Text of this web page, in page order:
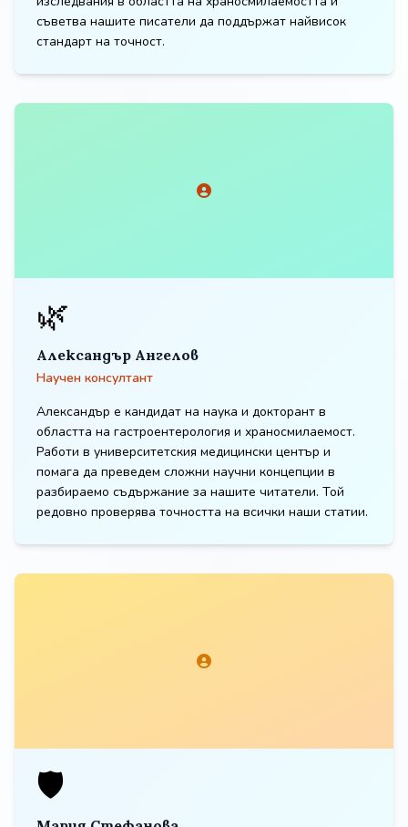
съветва нашите писатели да поддържат найвисок
стандарт на точност.
🌿
Александър Ангелов
Научен консултант
Александър е кандидат на наука и докторант в
областта на гастроентерология и храносмилаемост.
Работи в университетския медицински център и
помага да преведем сложни научни концепции в
разбираемо съдържание за нашите читатели. Той
редовно проверява точността на всички наши статии.
🛡️